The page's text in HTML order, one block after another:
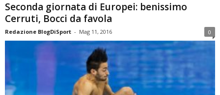
Seconda giornata di Europei: benissimo
Cerruti, Bocci da favola
Redazione BlogDiSport - Mag 11, 2016 0